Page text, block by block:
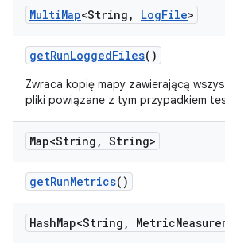
MultiMap<String , LogFile>
getRunLoggedFiles()
Zwraca kopię mapy zawierającą
pliki powiązane z tym przypadkiem
Map<String , String>
getRunMetrics()
HashMap<String , Metric